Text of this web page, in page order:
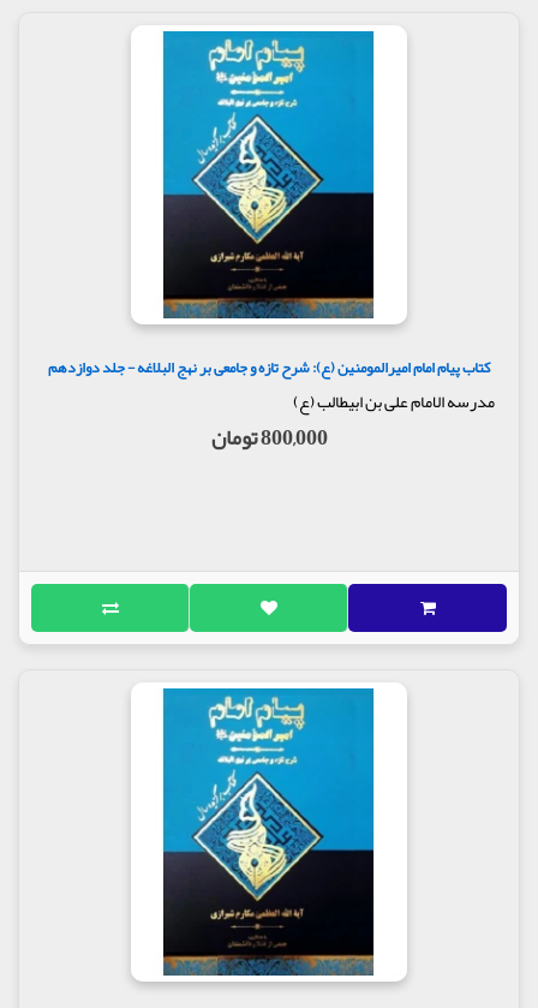
توسط مکارم شیرازی به صورت شفاهی و تدوین این
مطالب توسط یکی از اعضا.
ویرایش مطالب پس از اتمام هر جلد.
بازبینی مجدد ترجمه‌های متن نهج البلاغه و انتخاب
تیترهای مناسب را برای هر سر فصل توسط مکارم
مولف : آیت الله مکارم شیرازی
ناشر : مدرسه امام علی ابن ابیطالب
کتاب پیام امام امیرالمومنین (ع): شرح تازه و جامعی بر نهج البلاغه - جلد دوازدهم
مدرسه الامام علی بن ابیطالب (ع)
800,000 تومان